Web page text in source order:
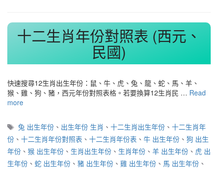
十二生肖年份對照表 (西元、
民國)
快速搜尋12生肖出生年份：鼠、牛、虎、兔、龍、蛇、馬、羊、
猴、雞、狗、豬，西元年份對照表格。若要換算12生肖民 … Read
more
標
籤
兔 出生年份 、 出生年份 生肖 、十二生肖出生年份 、十二生肖年
份 、 十二生肖年份對照表 、 十二生肖年份表 、 牛 出生年份 、 狗 出生
年份 、 猴 出生年份 、 生肖出生年份 、 生肖年份 、 羊 出生年份 、 虎 出
生年份 、 蛇 出生年份 、 豬 出生年份 、 雞 出生年份 、 馬 出生年份 、